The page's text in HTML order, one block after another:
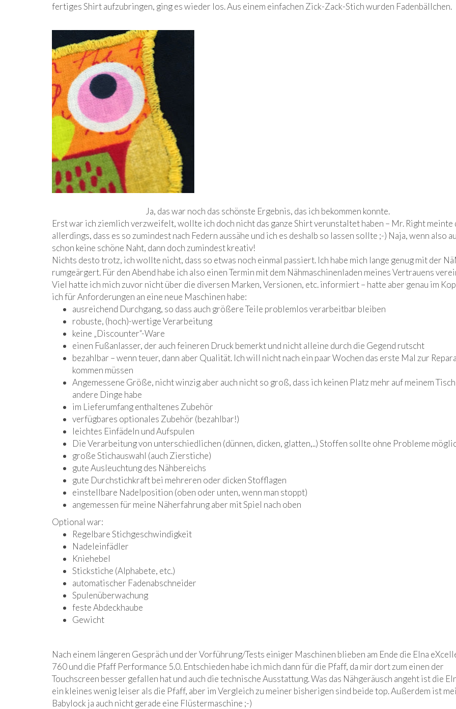
fertiges Shirt aufzubringen, ging es wieder los. Aus einem einfachen Zick-Zack-Stich wurden Fadenbällchen.
Ja, das war noch das schönste Ergebnis, das ich bekommen konnte.
Erst war ich ziemlich verzweifelt, wollte ich doch nicht das ganze Shirt verunstaltet haben – Mr. Right meinte
allerdings, dass es so zumindest nach Federn aussähe und ich es deshalb so lassen sollte ;-) Naja, wenn also
schon keine schöne Naht, dann doch zumindest kreativ!
Nichts desto trotz, ich wollte nicht, dass so etwas noch einmal passiert. Ich habe mich lange genug mit der
rumgeärgert. Für den Abend habe ich also einen Termin mit dem Nähmaschinenladen meines Vertrauens
Viel hatte ich mich zuvor nicht über die diversen Marken, Versionen, etc. informiert – hatte aber genau im
ich für Anforderungen an eine neue Maschinen habe:
ausreichend Durchgang, so dass auch größere Teile problemlos verarbeitbar bleiben
robuste, (hoch)-wertige Verarbeitung
keine „Discounter“-Ware
einen Fußanlasser, der auch feineren Druck bemerkt und nicht alleine durch die Gegend rutscht
bezahlbar – wenn teuer, dann aber Qualität. Ich will nicht nach ein paar Wochen das erste Mal zur
kommen müssen
Angemessene Größe, nicht winzig aber auch nicht so groß, dass ich keinen Platz mehr auf meinem
andere Dinge habe
im Lieferumfang enthaltenes Zubehör
verfügbares optionales Zubehör (bezahlbar!)
leichtes Einfädeln und Aufspulen
Die Verarbeitung von unterschiedlichen (dünnen, dicken, glatten,..) Stoffen sollte ohne Probleme
große Stichauswahl (auch Zierstiche)
gute Ausleuchtung des Nähbereichs
gute Durchstichkraft bei mehreren oder dicken Stofflagen
einstellbare Nadelposition (oben oder unten, wenn man stoppt)
angemessen für meine Näherfahrung aber mit Spiel nach oben
Optional war:
Regelbare Stichgeschwindigkeit
Nadeleinfädler
Kniehebel
Stickstiche (Alphabete, etc.)
automatischer Fadenabschneider
Spulenüberwachung
feste Abdeckhaube
Gewicht
Nach einem längeren Gespräch und der Vorführung/Tests einiger Maschinen blieben am Ende die Elna
760 und die Pfaff Performance 5.0. Entschieden habe ich mich dann für die Pfaff, da mir dort zum einen der
Touchscreen besser gefallen hat und auch die technische Ausstattung. Was das Nähgeräusch angeht ist die
ein kleines wenig leiser als die Pfaff, aber im Vergleich zu meiner bisherigen sind beide top. Außerdem ist
Babylock ja auch nicht gerade eine Flüstermaschine ;-)